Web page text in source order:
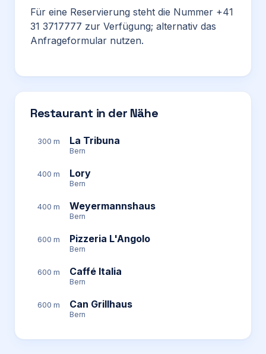
Für eine Reservierung steht die Nummer +41
31 3717777 zur Verfügung; alternativ das
Anfrageformular nutzen.
Restaurant in der Nähe
300 m La Tribuna
Bern
400 m Lory
Bern
400 m Weyermannshaus
Bern
600 m Pizzeria L'Angolo
Bern
600 m Caffé Italia
Bern
600 m Can Grillhaus
Bern